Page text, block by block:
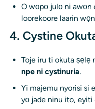
O wọpọ julọ ni awọn
loorekoore laarin
4. Cystine
Toje iru ti okuta ṣẹlẹ
npe ni cystinuria.
Yi majemu nyorisi si
yọ jade ninu ito, eyiti